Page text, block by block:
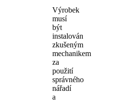
Výrobek
musí
být
instalován
zkušeným
mechanikem
za
použití
správného
nářadí
a